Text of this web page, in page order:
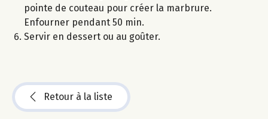
pointe de couteau pour créer la marbrure.
Enfourner pendant 50 min.
Servir en dessert ou au goûter.
Retour à la liste